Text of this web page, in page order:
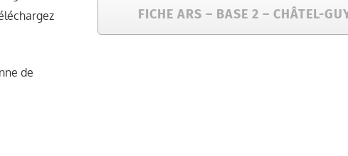
de
FICHE ARS – BASE 2 – CHÂTEL-